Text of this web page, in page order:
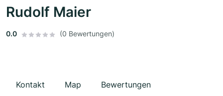
Rudolf Maier
0.0 (0 Bewertungen)
Kontakt Map Bewertungen